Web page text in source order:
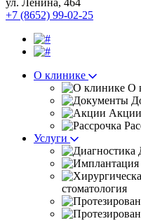
ул. Ленина, 464
+7 (8652) 99-02-25
О клинике
О
Акции
Услуги
стоматология